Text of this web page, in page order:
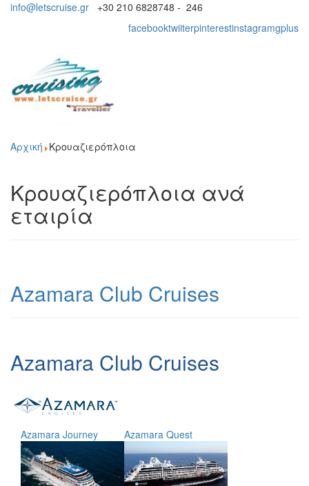
info@letscruise.gr
+30 210 6828748 - 246
facebooktwiiterpinterestinstagramgplus
Αρχική Κρουαζιερόπλοια
Κρουαζιερόπλοια ανά
εταιρία
Azamara Club Cruises
Azamara Club Cruises
Azamara Journey Azamara Quest